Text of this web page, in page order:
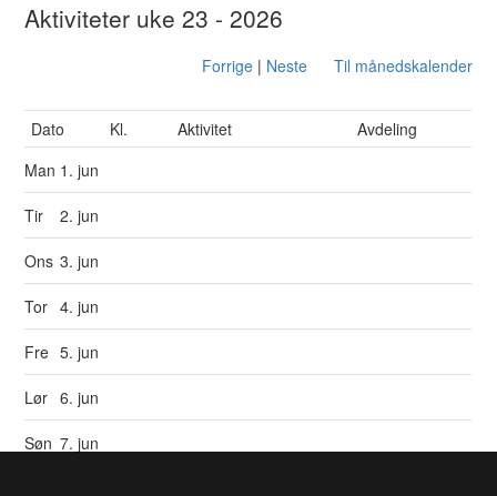
Aktiviteter uke 23 - 2026
Forrige| Neste Til månedskalender
Dato Kl. Aktivitet
Avdeling
Man 1. jun
Tir 2. jun
Ons 3. jun
Tor 4. jun
Fre 5. jun
Lør 6. jun
Søn 7. jun